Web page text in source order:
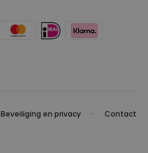
Beveiliging en privacy Contact